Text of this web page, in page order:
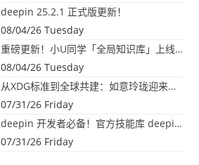
deepin 25.2.1 正式版更新！
08/04/26 Tuesday
重磅更新！小U同学「全局知识库」上线：你的本地文件，终于"活"起来了
08/04/26 Tuesday
从XDG标准到全球共建：如意玲珑迎来首个海外开源贡献
07/31/26 Friday
deepin 开发者必备！官方技能库 deepin-skills 正式开源
07/31/26 Friday